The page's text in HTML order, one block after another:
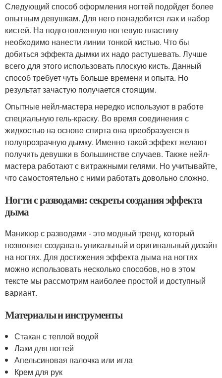
Следующий способ оформления ногтей подойдет более
опытным девушкам. Для него понадобится лак и набор
кистей. На подготовленную ногтевую пластину
необходимо нанести линии тонкой кистью. Что бы
добиться эффекта дымки их надо растушевать. Лучше
всего для этого использовать плоскую кисть. Данный
способ требует чуть больше времени и опыта. Но
результат зачастую получается стоящим.
Опытные нейл-мастера нередко используют в работе
специальную гель-краску. Во время соединения с
жидкостью на основе спирта она преобразуется в
полупрозрачную дымку. Именно такой эффект желают
получить девушки в большинстве случаев. Также нейл-
мастера работают с витражными гелями. Но учитывайте,
что самостоятельно с ними работать довольно сложно.
Ногти с разводами: секреты создания эффекта
дыма
Маникюр с разводами - это модный тренд, который
позволяет создавать уникальный и оригинальный дизайн
на ногтях. Для достижения эффекта дыма на ногтях
можно использовать несколько способов, но в этом
тексте мы рассмотрим наиболее простой и доступный
вариант.
Материалы и инструменты
Стакан с теплой водой
Лаки для ногтей
Апельсиновая палочка или игла
Крем для рук